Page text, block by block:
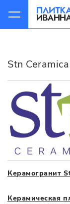
Stn Ceramica
Керамогранит
Керамическая